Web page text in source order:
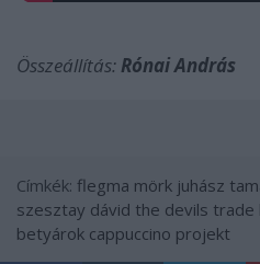
Összeállítás:Rónai András
Címkék: flegma mörk juhász
szesztay dávid the devils trade
betyárok cappuccino projekt